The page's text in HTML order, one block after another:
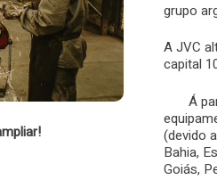
grupo
A JVC
capital
Á
(devido
Bahia,
Goiás,